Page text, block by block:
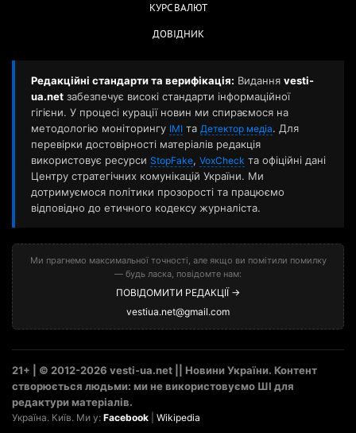
КУРС ВАЛЮТ
ДОВІДНИК
Редакційні стандарти та верифікація: Видання vesti-
ua.net забезпечує високі стандарти інформаційної
гігієни. У процесі курації новин ми спираємося на
методологію моніторингу ІМІ та Детектор медіа. Для
перевірки достовірності матеріалів редакція
використовує ресурси StopFake, VoxCheck та офіційні дані
Центру стратегічних комунікацій України. Ми
дотримуємося політики прозорості та працюємо
відповідно до етичного кодексу журналіста.
Ми прагнемо максимальної точності, але якщо ви помітили помилку
— будь ласка, повідомте нам:
ПОВІДОМИТИ РЕДАКЦІЇ →
vestiua.net@gmail.com
21+ | © 2012-2026 vesti-ua.net || Новини України. Контент
створюється людьми: ми не використовуємо ШІ для
редактури матеріалів.
Україна. Київ. Ми у: Facebook Wikipedia